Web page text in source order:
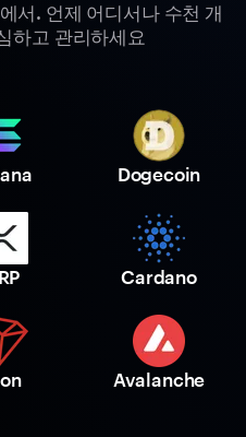
서. 언제 어디서나 수천 개
하고 관리하세요
Dogecoin
Cardano
Avalanche